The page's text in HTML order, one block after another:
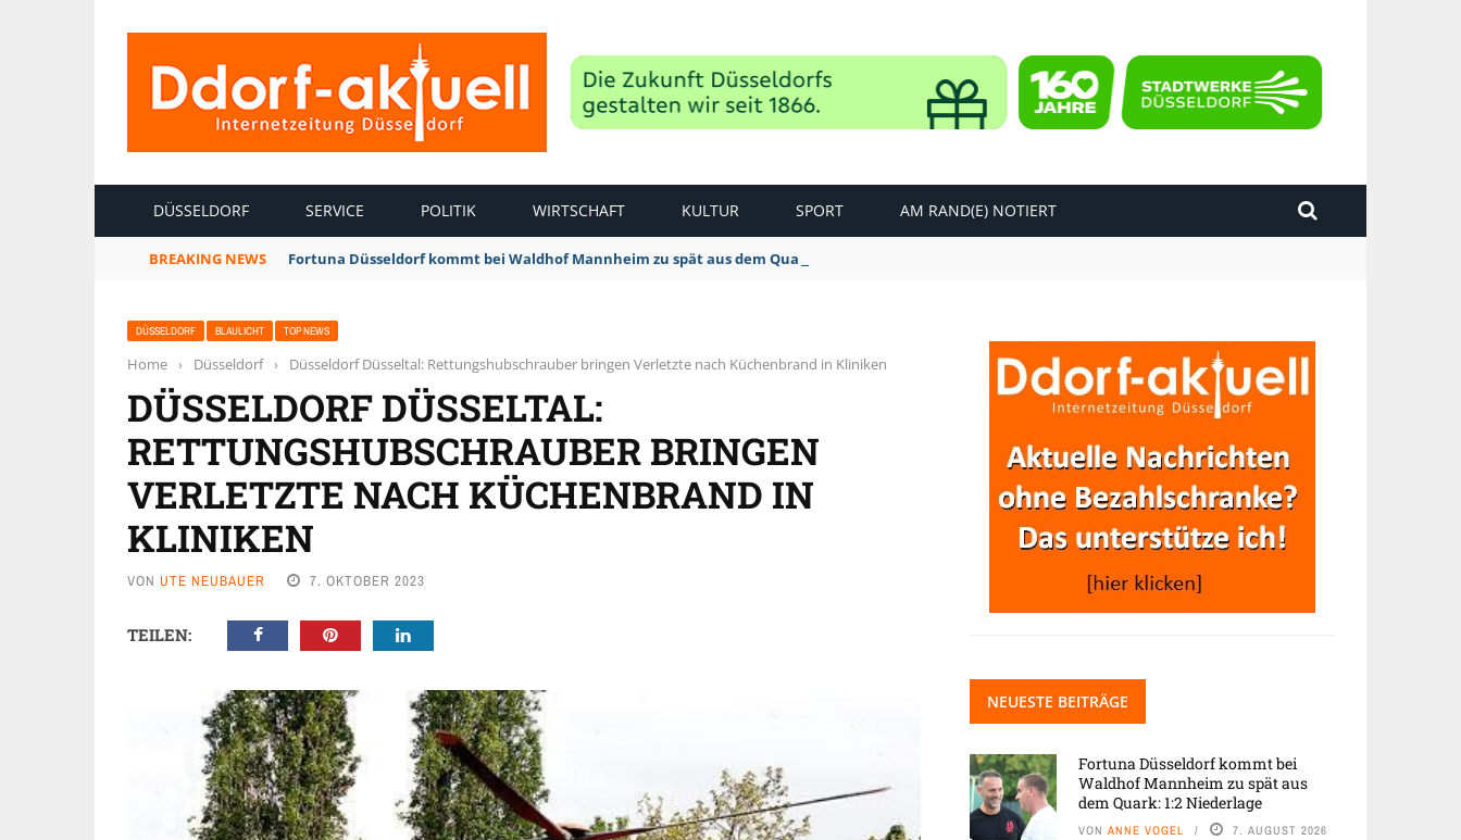
DÜSSELDORF SERVICE POLITIK WIRTSCHAFT KULTUR SPORT AM RAND(E) NOTIERT
BREAKING NEWS Fortuna Düsseldorf kommt bei Waldhof Mannheim zu spät aus dem Quark: 1:2 Niederlage
DÜSSELDORF BLAULICHT TOP NEWS
Home › Düsseldorf › Düsseldorf Düsseltal: Rettungshubschrauber bringen Verletzte nach Küchenbrand in Kliniken
DÜSSELDORF DÜSSELTAL:
RETTUNGSHUBSCHRAUBER BRINGEN
VERLETZTE NACH KÜCHENBRAND IN
KLINIKEN
VON UTE NEUBAUER 7. OKTOBER 2023
TEILEN:
NEUESTE BEITRÄGE
Fortuna Düsseldorf kommt bei
Waldhof Mannheim zu spät aus
dem Quark: 1:2 Niederlage
VON ANNE VOGEL 7. AUGUST 2026